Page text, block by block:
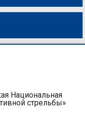
Национальная
стрельбы»